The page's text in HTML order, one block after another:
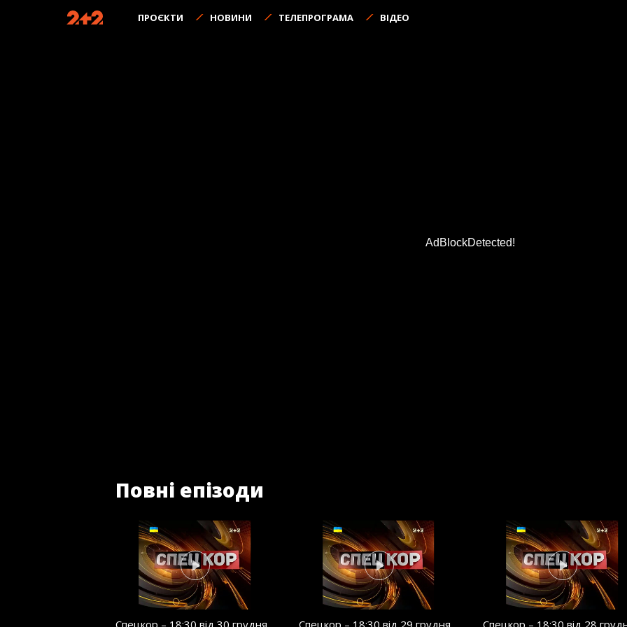
ПРОЄКТИ НОВИНИ ТЕЛЕПРОГРАМА ВІДЕО
AdBlockDetected!
Повні епізоди